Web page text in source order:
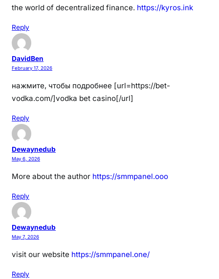
the world of decentralized finance. https://kyros.ink
Reply
DavidBen
February 17, 2026
нажмите, чтобы подробнее [url=https://bet-
vodka.com/]vodka bet casino[/url]
Reply
Dewaynedub
May 6, 2026
More about the author https://smmpanel.ooo
Reply
Dewaynedub
May 7, 2026
visit our website https://smmpanel.one/
Reply